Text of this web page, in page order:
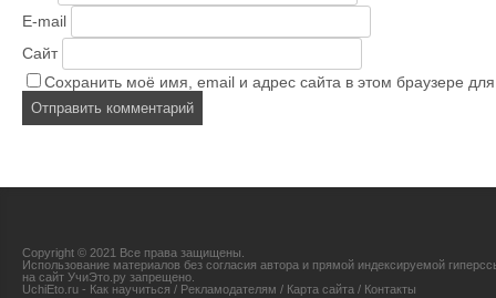
E-mail
Сайт
Сохранить моё имя, email и адрес сайта в этом браузере
Copyright © 2021 Все права защищены.
Использование материалов без согласия автора и прямой индексируемой
на сайт УчиЭто.ру запрещено.
UchiEto.ru - Как научиться / Рекламодателям / Карта сайта / Контакты